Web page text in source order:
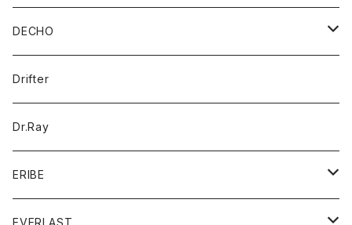
Tシャツ
パーカー
カードケース
バッグ
アウター
コート
ジャケット
アクセサリー
バッグ
キッズ
シャツ
Tシャツ
グッズ
帽子
トップス
DECHO
帽子
Drifter
Dr.Ray
ERIBE
ニット
EVERLAST